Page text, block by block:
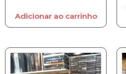
Adicionar ao carrinho